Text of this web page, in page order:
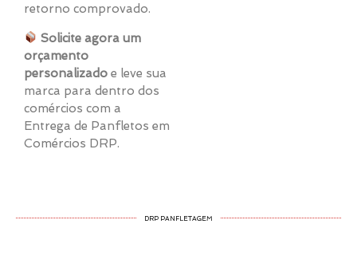
retorno comprovado.
Solicite agora um
orçamento
personalizado e leve sua
marca para dentro dos
comércios com a
Entrega de Panfletos em
Comércios DRP.
DRP PANFLETAGEM